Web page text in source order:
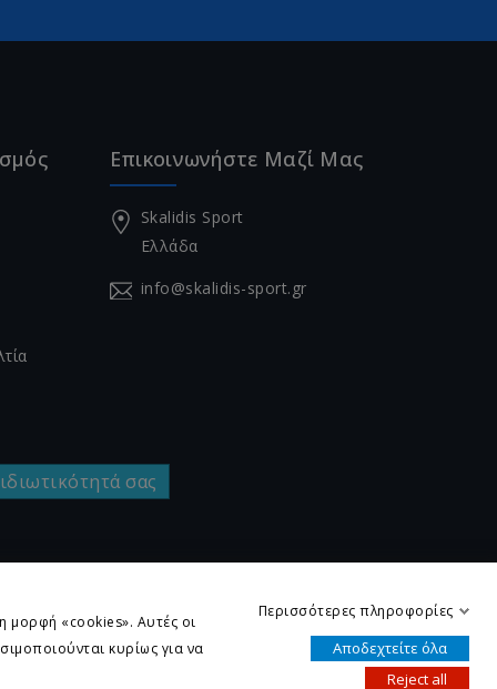
Επικοινωνήστε Μαζί Μας
Skalidis Sport
Ελλάδα
info@skalidis-sport.gr
σας
μορφή «cookies». Αυτές οι
κυρίως για να
Περισσότερες πληροφορίες
Αποδεχτείτε όλα
Reject all